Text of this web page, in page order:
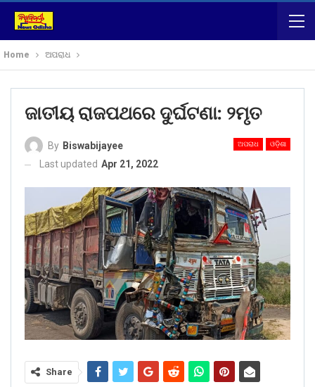
Home ଅପରାଧ
ଜାତୀୟ ରାଜପଥରେ ଦୁର୍ଘଟଣା: ୨ମୃତ
ଅପରାଧ ଓଡ଼ିଶା
By Biswabijayee
Last updated Apr 21, 2022
Share